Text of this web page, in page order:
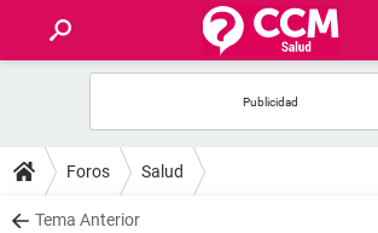
FOROS
SALUD
Foros Salud
Tema Anterior